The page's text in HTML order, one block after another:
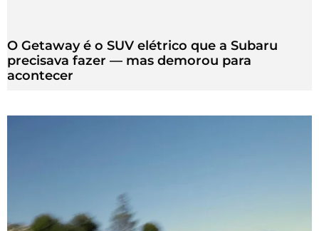
O Getaway é o SUV elétrico que a Subaru
precisava fazer — mas demorou para
acontecer